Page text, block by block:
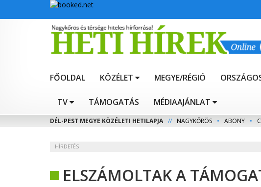
FŐOLDAL KÖZÉLET MEGYE/RÉGIÓ
TV TÁMOGATÁS MÉDIAAJÁNLAT
DÉL-PEST MEGYE KÖZÉLETI HETILAPJA // NAGYKŐRÖS • ABONY •
HÍRDETÉS
ELSZÁMOLTAK A